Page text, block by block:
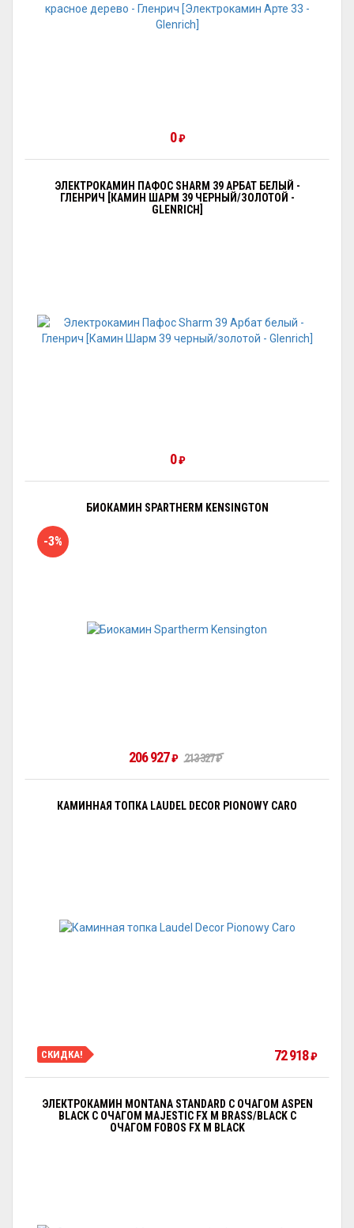
0₽
ЭЛЕКТРОКАМИН ПАФОС SHARM 39 АРБАТ БЕЛЫЙ -
ГЛЕНРИЧ [КАМИН ШАРМ 39 ЧЕРНЫЙ/ЗОЛОТОЙ -
GLENRICH]
0₽
БИОКАМИН SPARTHERM KENSINGTON
-3%
206 927₽ 213 327₽
КАМИННАЯ ТОПКА LAUDEL DECOR PIONOWY CARO
СКИДКА! 72 918₽
ЭЛЕКТРОКАМИН MONTANA STANDARD С ОЧАГОМ АSPEN
BLACK С ОЧАГОМ MAJESTIC FX M BRASS/BLACK С
ОЧАГОМ FOBOS FX M BLACK